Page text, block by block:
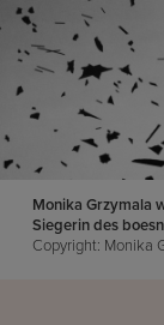
Monika Grzymala
Siegerin des
Copyright: Monika